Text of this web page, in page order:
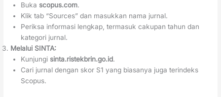
Buka scopus.com.
Klik tab “Sources” dan masukkan nama jurnal.
Periksa informasi lengkap, termasuk cakupan tahun dan
kategori jurnal.
Melalui SINTA:
Kunjungi sinta.ristekbrin.go.id.
Cari jurnal dengan skor S1 yang biasanya juga terindeks
Scopus.